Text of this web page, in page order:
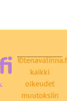
kaikki
oikeudet
muutoksiin